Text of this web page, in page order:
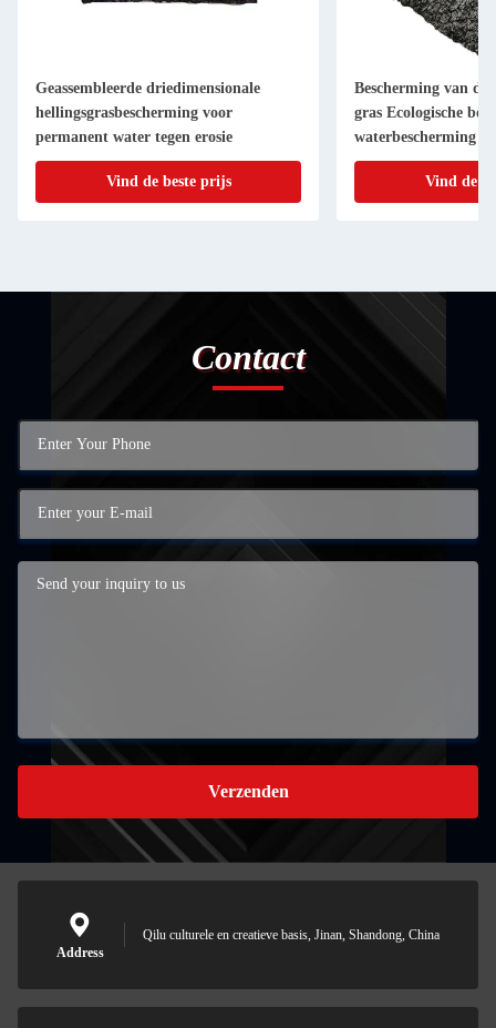
Geassembleerde driedimensionale
hellingsgrasbescherming voor
permanent water tegen erosie
Vind de beste prijs
Bescherming van de
gras Ecologische
waterbescherming
Vind de
Contact
Verzenden
Address
Qilu culturele en creatieve basis, Jinan, Shandong, China